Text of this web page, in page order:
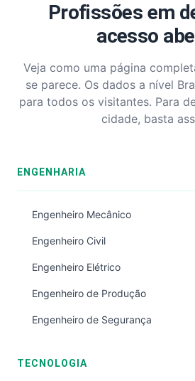
Profissões em
acesso
Veja como uma página
se parece. Os dados a nível
para todos os visitantes. Para
cidade, basta
ENGENHARIA
Engenheiro Mecânico
Engenheiro Civil
Engenheiro Elétrico
Engenheiro de Produção
Engenheiro de Segurança
TECNOLOGIA